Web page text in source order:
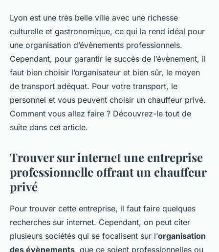
Comment bien s'organiser
pour vos évènements
professionnels à Lyon ?
Mathieu•12 mai 2023•2 min de lecture
Lyon est une très belle ville avec une richesse
culturelle et gastronomique, ce qui la rend idéal pour
une organisation d’évènements professionnels.
Cependant, pour garantir le succès de l’évènement, il
faut bien choisir l’organisateur et bien sûr, le moyen
de transport adéquat. Pour votre transport, le
personnel et vous peuvent choisir un chauffeur privé.
Comment vous allez faire ? Découvrez-le tout de
suite dans cet article.
Trouver sur internet une entreprise
professionnelle offrant un chauffeur
privé
Pour trouver cette entreprise, il faut faire quelques
recherches sur internet. Cependant, on peut citer
plusieurs sociétés qui se focalisent sur l’organisation
des évènements, que ce soient professionnelles ou